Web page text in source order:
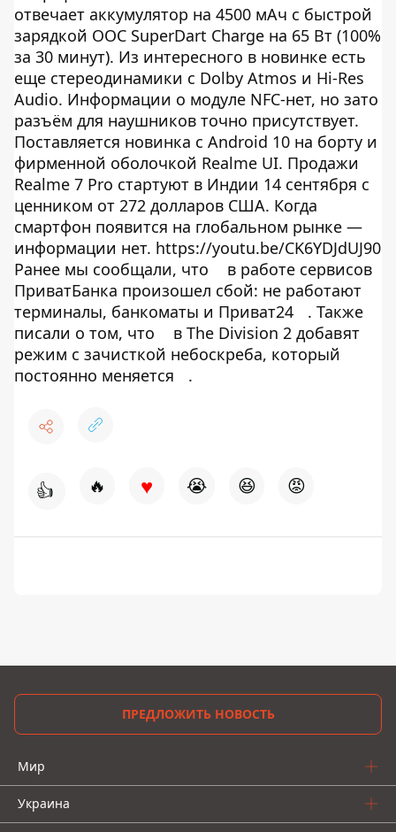
отвечает аккумулятор на 4500 мАч с быстрой
зарядкой OOC SuperDart Charge на 65 Вт (100%
за 30 минут). Из интересного в новинке есть
еще стереодинамики с Dolby Atmos и Hi-Res
Audio. Информации о модуле NFC-нет, но зато
разъём для наушников точно присутствует.
Поставляется новинка с Android 10 на борту и
фирменной оболочкой Realme UI. Продажи
Realme 7 Pro стартуют в Индии 14 сентября с
ценником от 272 долларов США. Когда
смартфон появится на глобальном рынке —
информации нет. https://youtu.be/CK6YDJdUJ90
Ранее мы сообщали, что
в работе сервисов
ПриватБанка произошел сбой: не работают
терминалы, банкоматы и Приват24
. Также
писали о том, что
в The Division 2 добавят
режим с зачисткой небоскреба, который
постоянно меняется
.
👍 🔥 ♥ 😭 😆 😡
ПРЕДЛОЖИТЬ НОВОСТЬ
Мир
Украина